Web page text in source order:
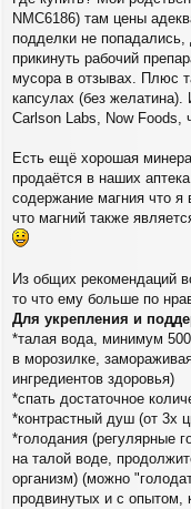
NMC6186) там цены
подделки не
прикинуть рабочий
мусора в отзывах. Плюс
капсулах (без желатина).
Carlson Labs, Now Foods,
Есть ещё хорошая
продаётся в наших
содержание магния что я
что магний также
Из общих рекомендаций
то что ему больше по
Для укрепления и
*талая вода, минимум
в морозилке,
ингредиентов здоровья)
*спать достаточное
*контрастный душ (от 3х
*голодания (регулярные
на талой воде,
организм) (можно
продвинутых и с опытом,